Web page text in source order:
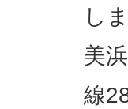
し
美
線